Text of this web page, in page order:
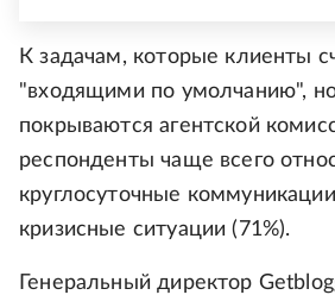
К задачам, которые клиенты
"входящими по умолчанию",
покрываются агентской
респонденты чаще всего
круглосуточные
кризисные ситуации (71%).
Генеральный директор